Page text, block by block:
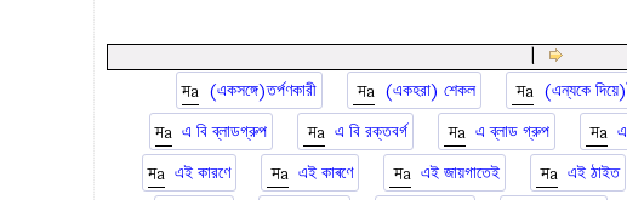
(একসঙ্গে)তর্পণকারী (একহরা) শেকল (এন্যকে
এ বি ব্লাডগ্রুপ
এ বি রক্তবর্গ এ ব্লাড গ্রুপ
এই কারণে
এই কাৰণে এই জায়গাতেই এই ঠাইত